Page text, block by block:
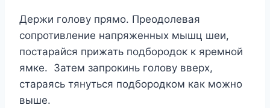
Держи голову прямо. Преодолевая
сопротивление напряженных мышц шеи,
постарайся прижать подбородок к яремной
ямке. Затем запрокинь голову вверх,
стараясь тянуться подбородком как можно
выше.